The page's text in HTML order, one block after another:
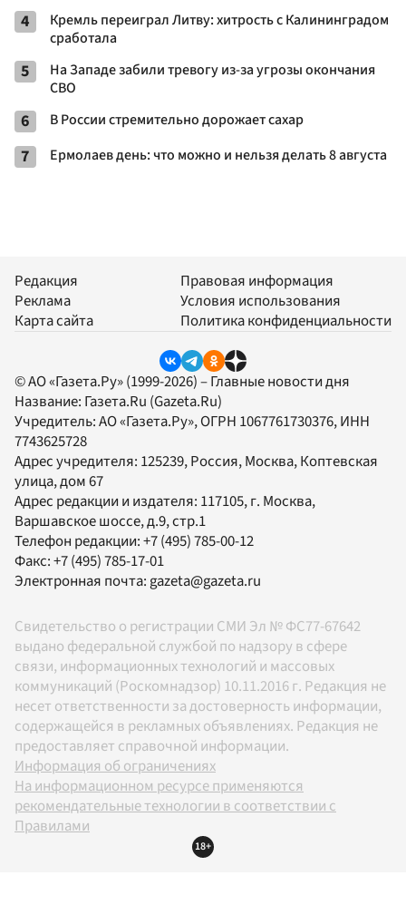
4
Кремль переиграл Литву: хитрость с Калининградом
сработала
5
На Западе забили тревогу из-за угрозы окончания
СВО
6 В России стремительно дорожает сахар
7 Ермолаев день: что можно и нельзя делать 8 августа
Редакция
Реклама
Карта сайта
Правовая информация
Условия использования
Политика конфиденциальности
© АО «Газета.Ру» (1999-2026) – Главные новости дня
Название: Газета.Ru (Gazeta.Ru)
Учредитель:АО «Газета.Ру», ОГРН 1067761730376, ИНН
7743625728
Адрес учредителя: 125239, Россия, Москва, Коптевская
улица, дом 67
Адрес редакции и издателя: 117105, г. Москва,
Варшавское шоссе, д.9, стр.1
Телефон редакции:+7 (495) 785-00-12
Факс:+7 (495) 785-17-01
Электронная почта: gazeta@gazeta.ru
Свидетельство о регистрации СМИ Эл № ФС77-67642
выдано федеральной службой по надзору в сфере
связи, информационных технологий и массовых
коммуникаций (Роскомнадзор) 10.11.2016 г. Редакция не
несет ответственности за достоверность информации,
содержащейся в рекламных объявлениях. Редакция не
предоставляет справочной информации.
Информация об ограничениях
На информационном ресурсе применяются
рекомендательные технологии в соответствии с
Правилами
18+